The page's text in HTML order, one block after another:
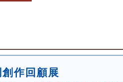
作回顧展